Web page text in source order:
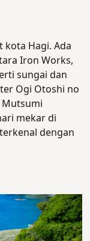
kota Hagi. Ada
Iron Works,
sungai dan
Ogi Otoshi no
Mutsumi
mekar di
dengan